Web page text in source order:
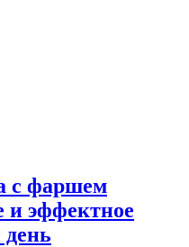
с фаршем
и эффектное